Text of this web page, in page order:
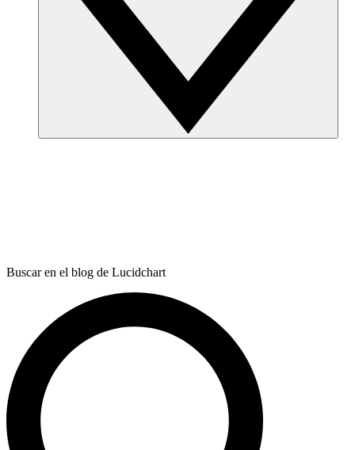
Buscar en el blog de Lucidchart